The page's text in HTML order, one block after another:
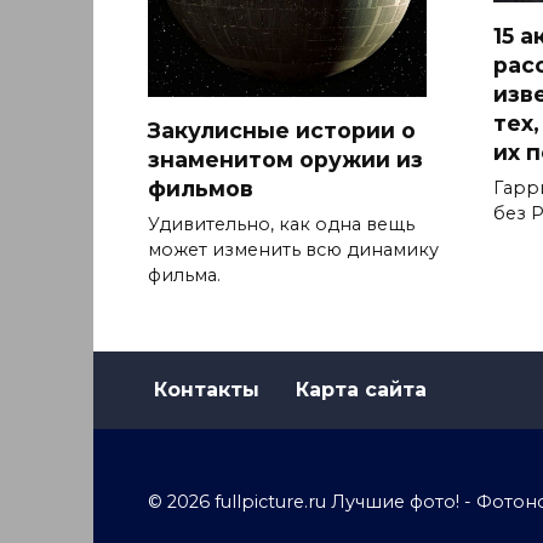
Закулисные истории о
знаменитом оружии из
фильмов
Удивительно, как одна вещь
может изменить всю динамику
фильма.
15
их
без
Контакты Карта сайта
© 2026 fullpicture.ru Лучшие фото! -